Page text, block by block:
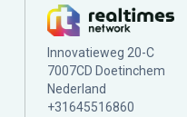
Innovatieweg 20-C
7007CD Doetinchem
Nederland
+31645516860